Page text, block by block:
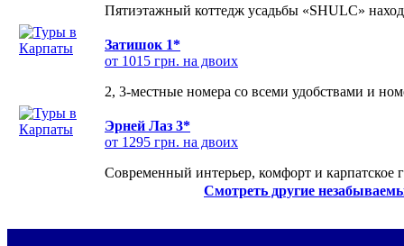
Пятиэтажный коттедж усадьбы «SHULC»
Затишок 1*
от 1015 грн. на двоих
2, 3-местные номера со всеми удобствами и
Эрней Лаз 3*
от 1295 грн. на двоих
Современный интерьер, комфорт и карпатское
Смотреть другие